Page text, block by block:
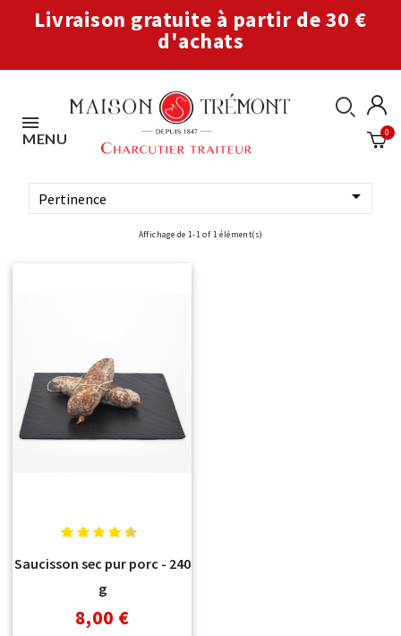
Livraison gratuite à partir de 30 €
d'achats
MENU
Pertinence 
Affichage de 1-1 of 1 élément(s)
Saucisson sec pur porc - 240
g
8,00 €